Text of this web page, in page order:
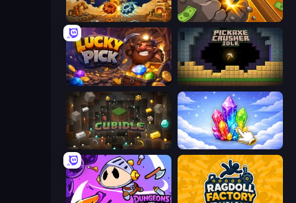
Gear Factory Mine Clicker
Lucky Pick Pickaxe Crusher Idle
Cubidle Crystalia Idle Clicker